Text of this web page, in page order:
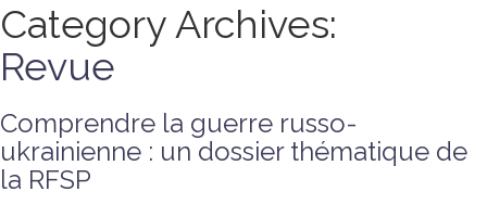
Category Archives:
Revue
Comprendre la guerre russo-
ukrainienne : un dossier thématique de
la RFSP